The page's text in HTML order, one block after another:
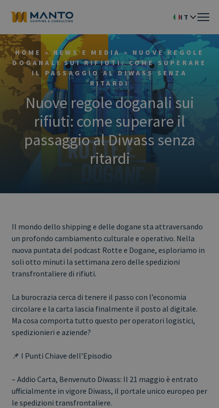
IT
HOME » NEWS E MEDIA» NUOVE REGOLE
DOGANALI SUI RIFIUTI: COME SUPERARE
IL PASSAGGIO AL DIWASS SENZA
RITARDI
Nuove regole doganali sui
rifiuti: come superare il
passaggio al Diwass senza
ritardi
Il mondo dello shipping e delle dogane sta attraversando
un profondo cambiamento culturale e operativo. Nella
nuova puntata del podcast Rotte e Dogane, esploriamo in
soli otto minuti la settimana zero delle spedizioni
transfrontaliere di rifiuti.
La burocrazia cerca di tenere il passo con l’economia
circolare e la carta lascia finalmente il posto al digitale.
Ma cosa comporta tutto questo per operatori logistici,
spedizionieri e aziende?
📌 I Punti Chiave dell’Episodio
– Addio Carta, Benvenuto Diwass: Il 21 maggio è entrato
ufficialmente in vigore Diwass, il portale unico europeo per
le spedizioni transfrontaliere.